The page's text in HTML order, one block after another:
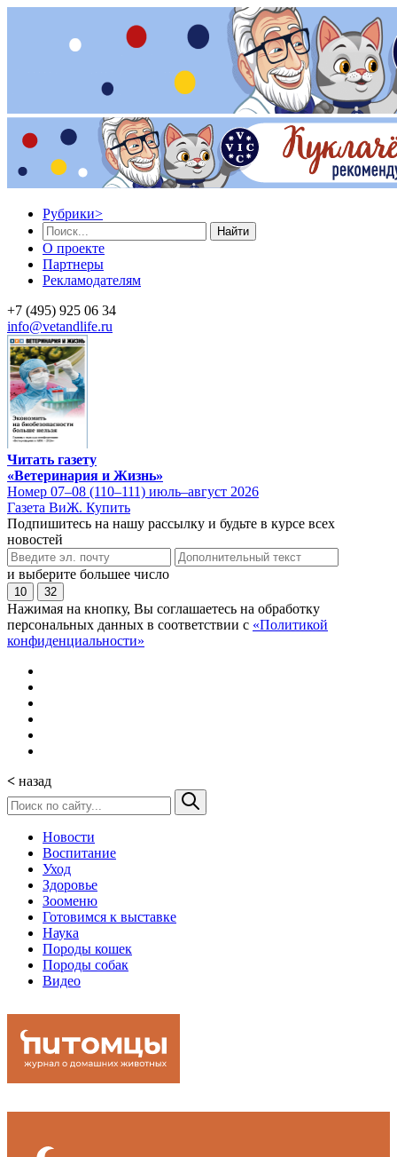
Рубрики>
Найти
О проекте
Партнеры
Рекламодателям
+7 (495) 925 06 34
info@vetandlife.ru
Читать газету
«Ветеринария и Жизнь»
Номер 07–08 (110–111) июль–август 2026
Газета ВиЖ. Купить
Подпишитесь на нашу рассылку и будьте в курсе всех
новостей
и выберите большее число
10 32
Нажимая на кнопку, Вы соглашаетесь на обработку
персональных данных в соответствии с «Политикой
конфиденциальности»
< назад
Новости
Воспитание
Уход
Здоровье
Зооменю
Готовимся к выставке
Наука
Породы кошек
Породы собак
Видео